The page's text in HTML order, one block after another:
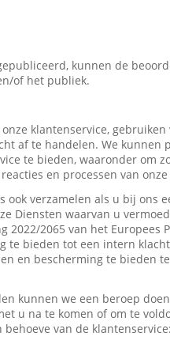
kunnen de
of het publiek.
klantenservice,
af te handelen. We kunnen
te bieden, waaronder om
en processen van
ook verzamelen als u bij ons
Diensten waarvan u
2065 van het Europees
te bieden tot een intern
en bescherming te bieden
kunnen we een beroep
u na te komen of om te
van de klantenservice: